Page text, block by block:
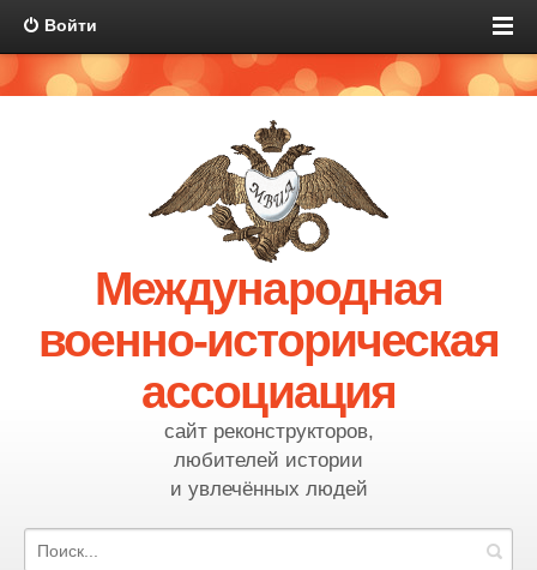
Войти
Международная
военно-историческая
ассоциация
сайт реконструкторов,
любителей истории
и увлечённых людей